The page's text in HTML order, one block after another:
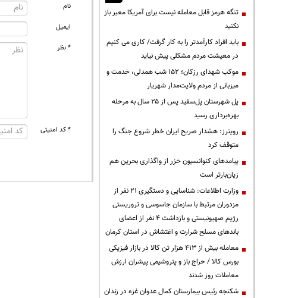
نام
ایمیل
* نظر
* کد امنیتی
تنگه هرمز قابل معامله نیست برای آمریکا معبر باز
نکنید
باید افراد کارآمدتر را به کار گرفت/ کاری می کنیم
در معیشت مردم مشکلی پیش نیاید
موکب شهدای رزکان؛ ۱۵۲ شب همدلی، خدمت و
میزبانی از مردم ولایت‌مدار شهریار
پل شهرستان پل‌سفید پس از ۲۵ سال به مرحله
بهره‌برداری رسید
رویترز: هشدار صریح ایران خطر شروع جنگ را
متوقف کرد
پیامدهای کنوانسیون خزر از واگذاری بحرین هم
زیان‌بارتر است
وزارت اطلاعات: شناسایی و دستگیری ۲۱ نفر از
مزدوران مرتبط با سازمان جاسوسی و تروریستی
رژیم صهیونیستی و بازداشت ۴ نفر از اعضای
باندهای مسلح شرارت و اغتشاش در استان کرمان
معامله بیش از ۴۱۳ هزار تن کالا در بازار فیزیکی
بورس کالا / حراج باز و پتروشیمی پیشران ارزش
معاملات روز شدند
شکنجه رئیس بیمارستان کمال عدوان غزه در زندان